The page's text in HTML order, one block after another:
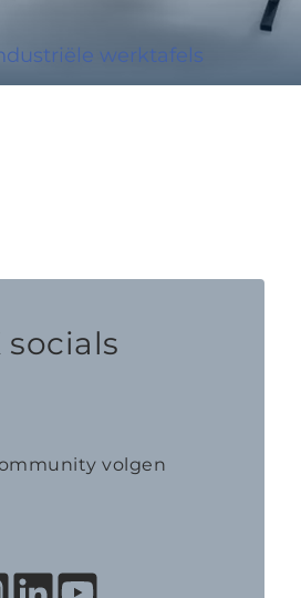
werktafels
socials
volgen